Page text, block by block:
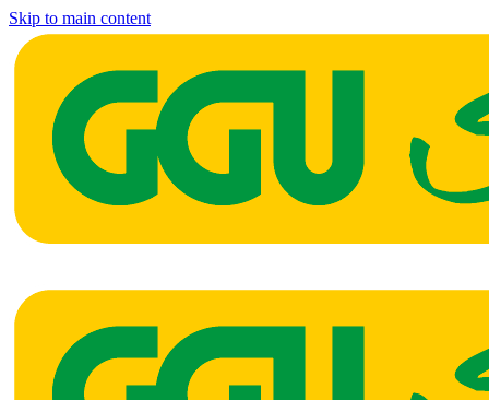
Skip to main content